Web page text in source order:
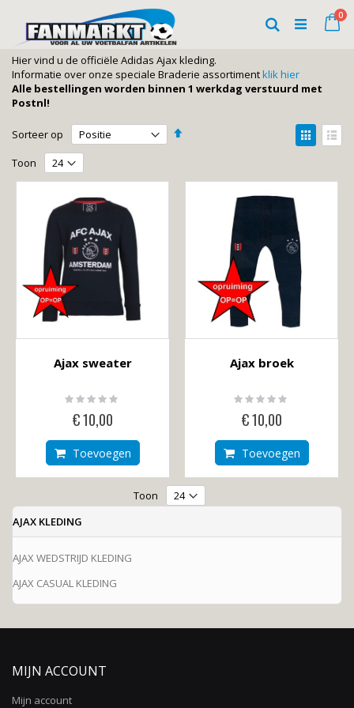
naar
inhoud
0
Zoeken
Hier vind u de officiële Adidas Ajax kleding.
Informatie over onze speciale Braderie assortimentklik hier
Alle bestellingen worden binnen 1 werkdag verstuurd met
Postnl!
Sorteer op
Van
Tonen
als
Toon
Ajax sweater
Rating:
0%
€ 10,00
Toevoegen
Ajax broek
Rating:
0%
€ 10,00
Toevoegen
Toon
AJAX KLEDING
AJAX WEDSTRIJD KLEDING
AJAX CASUAL KLEDING
MIJN ACCOUNT
Mijn account